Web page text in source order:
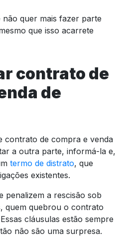
quer mais fazer parte
que isso acarrete
contrato de
de
contrato de compra e venda
a outra parte, informá-la e,
termo de distrato, que
existentes.
penalizem a rescisão sob
quem quebrou o contrato
cláusulas estão sempre
não são uma surpresa.